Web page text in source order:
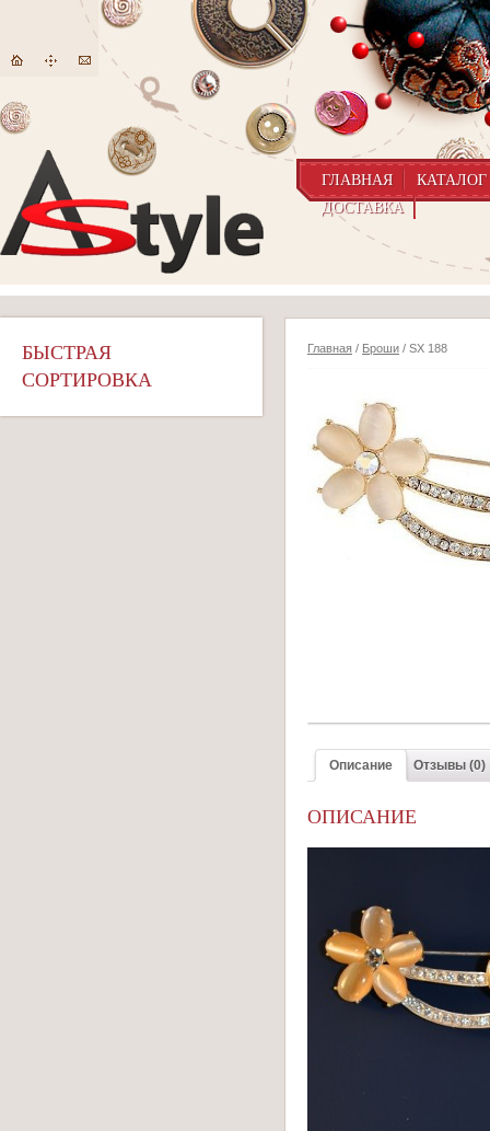
ГЛАВНАЯ
КАТАЛОГ
ДОСТАВКА
БЫСТРАЯ
СОРТИРОВКА
Главная / Броши / SX 188
Описание Отзывы (0)
ОПИСАНИЕ